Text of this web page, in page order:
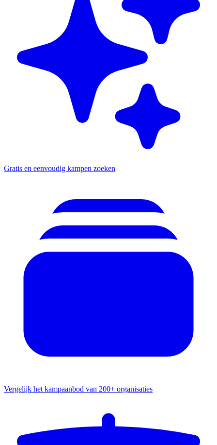
Gratis en eenvoudig kampen zoeken
Vergelijk het kampaanbod van 200+ organisaties